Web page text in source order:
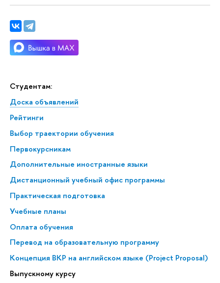
Студентам:
Доска объявлений
Рейтинги
Выбор траектории обучения
Первокурсникам
Дополнительные иностранные языки
Дистанционный учебный офис программы
Практическая подготовка
Учебные планы
Оплата обучения
Перевод на образовательную программу
Концепция ВКР на английском языке (Project Proposal)
Выпускному курсу